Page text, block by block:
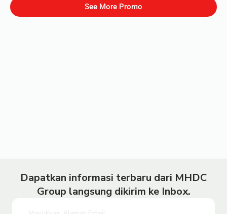
See More Promo
Dapatkan informasi terbaru dari MHDC
Group langsung dikirim ke Inbox.